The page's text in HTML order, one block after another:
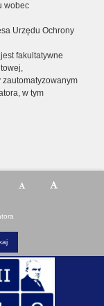
wobec
Urzędu Ochrony
fakultatywne
zautomatyzowanym
w tym